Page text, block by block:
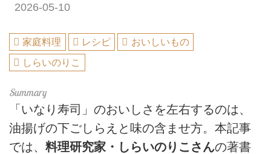
2026-05-10
家庭料理 レシピ
おいしいもの
しらいのりこ
「いなり寿司」のおいしさを左右するのは、
油揚げの下ごしらえと味の含ませ方。本記事
では、 料理研究家・しらいのりこさんの著書